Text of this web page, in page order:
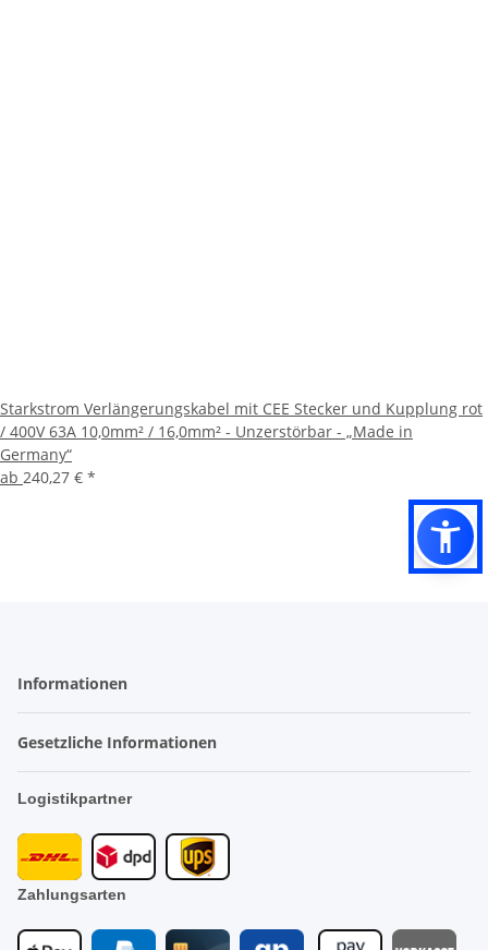
Starkstrom Verlängerungskabel mit CEE Stecker und Kupplung rot
/ 400V 63A 10,0mm² / 16,0mm² - Unzerstörbar - „Made in
Germany“
ab 240,27 € *
Informationen
Gesetzliche Informationen
Logistikpartner
Zahlungsarten